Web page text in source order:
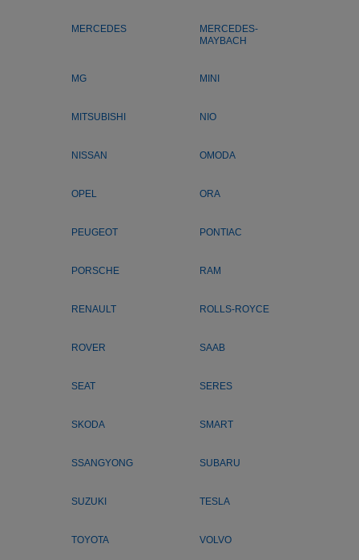
MERCEDES
MERCEDES-
MAYBACH
MG MINI
MITSUBISHI NIO
NISSAN OMODA
OPEL ORA
PEUGEOT PONTIAC
PORSCHE RAM
RENAULT ROLLS-ROYCE
ROVER SAAB
SEAT SERES
SKODA SMART
SSANGYONG SUBARU
SUZUKI TESLA
TOYOTA VOLVO